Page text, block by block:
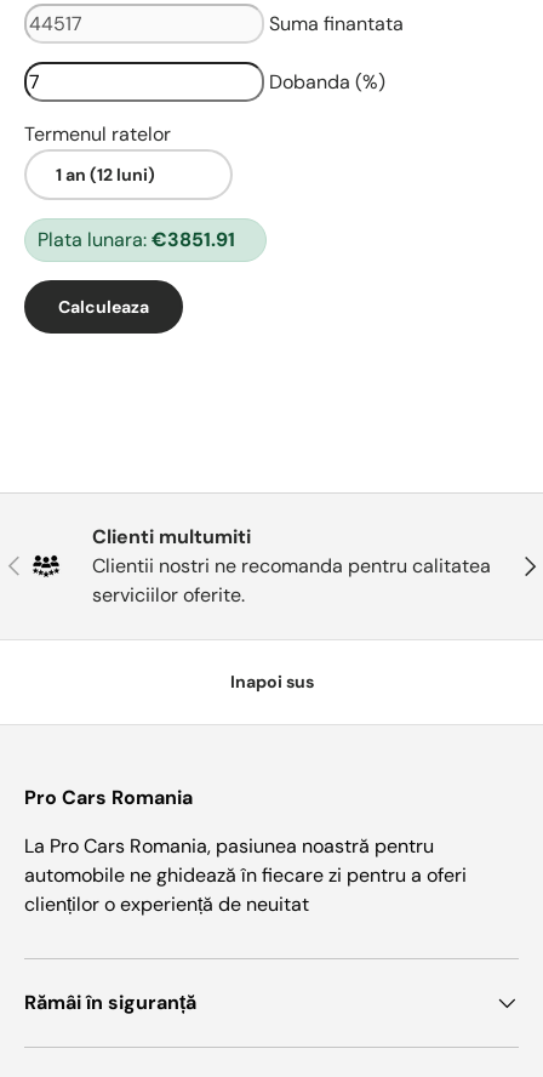
Suma finantata
Dobanda (%)
Termenul ratelor
Plata lunara:€3851.91
Calculeaza
Anterior
Clienti multumiti
Clientii nostri ne recomanda pentru calitatea
serviciilor oferite.
Inapoi sus
Pro Cars Romania
La Pro Cars Romania, pasiunea noastră pentru
automobile ne ghidează în fiecare zi pentru a oferi
clienților o experiență de neuitat
Rămâi în siguranță